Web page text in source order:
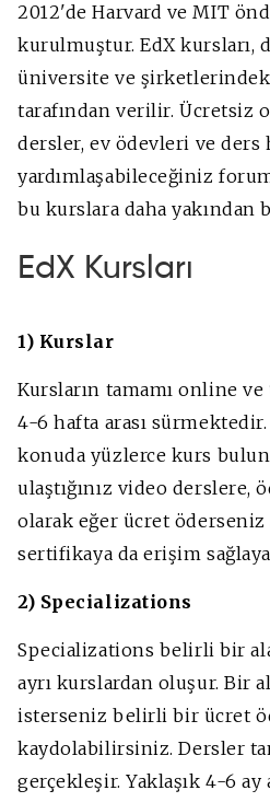
2012'de Harvard ve MIT
kurulmuştur. EdX kursları,
üniversite ve
tarafından verilir. Ücretsiz
dersler, ev ödevleri ve ders
yardımlaşabileceğiniz
bu kurslara daha yakından
EdX Kursları
1) Kurslar
Kursların tamamı online
4-6 hafta arası
konuda yüzlerce kurs
ulaştığınız video derslere,
olarak eğer ücret öderseniz
sertifikaya da erişim
2) Specializations
Specializations belirli bir
ayrı kurslardan oluşur. Bir
isterseniz belirli bir ücret
kaydolabilirsiniz. Dersler
gerçekleşir. Yaklaşık 4-6 ay